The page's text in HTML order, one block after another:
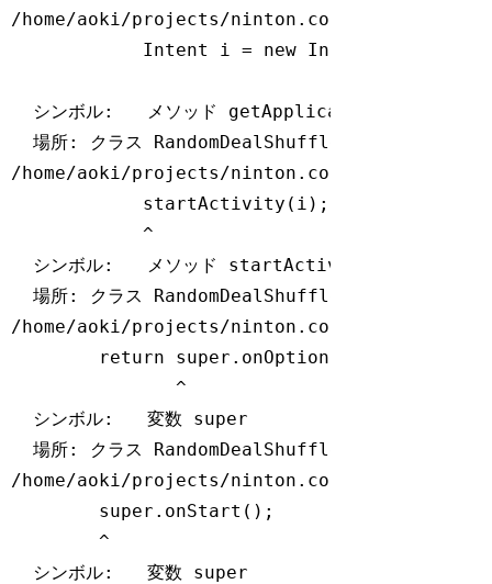
/home/aoki/projects/ninton.co.jp/
            Intent i =
new
  シンボル:   メソッド getApplicationContext()
  場所: クラス RandomDealShuffleActivity
/home/aoki/projects/ninton.co.jp/
            startActivity(i);
            ^
  シンボル:   メソッド startActivity(Intent)
  場所: クラス RandomDealShuffleActivity
/home/aoki/projects/ninton.co.jp/
return
super
               ^
  シンボル:   変数
super
  場所: クラス RandomDealShuffleActivity
/home/aoki/projects/ninton.co.jp/
super .onStart();
        ^
  シンボル:   変数
super